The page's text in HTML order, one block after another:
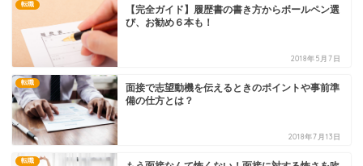
転職
【完全ガイド】履歴書の書き方からボールペン選
び、お勧め６本も！
2018年5月7日
転職
面接で志望動機を伝えるときのポイントや事前準
備の仕方とは？
2018年7月13日
転職